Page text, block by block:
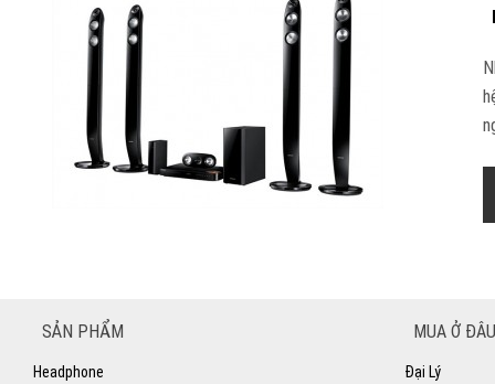
SẢN PHẨM
Headphone
MUA Ở
Đại Lý